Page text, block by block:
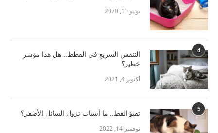
يونيو 13, 2020
4
التنفس السريع في القطط.. هل هذا مؤشر
خطير؟
أكتوبر 4, 2021
5 تقيؤ القط.. ما أسباب نزول السائل الأصفر؟
نوفمبر 14, 2022